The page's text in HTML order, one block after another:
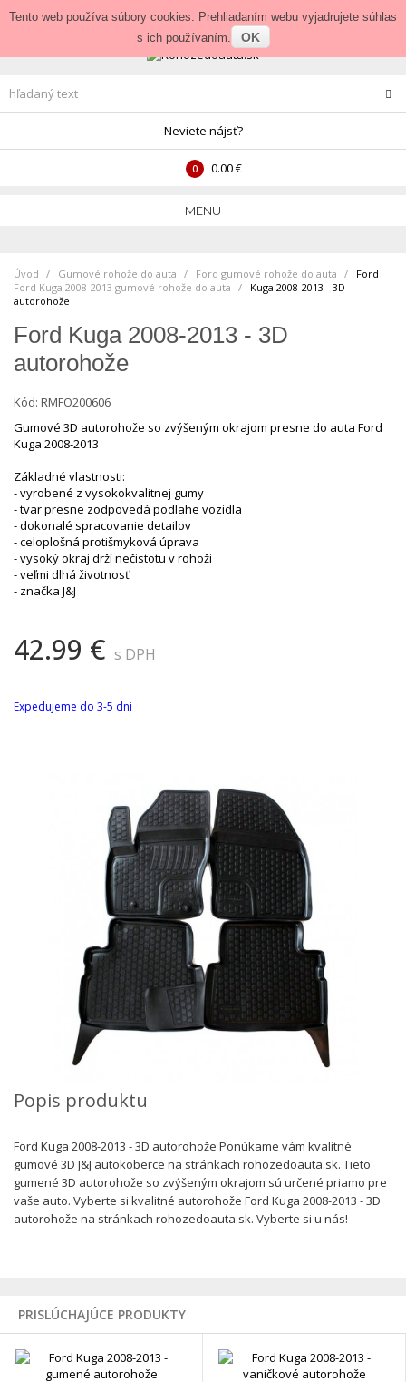
Prihlásenie • Veľkoobchod
Neviete nájsť?
0 0.00 €
MENU
Úvod Gumové rohože do auta Ford gumové rohože do auta
Ford Kuga 2008-2013 gumové rohože do auta
Ford
Kuga 2008-2013 - 3D
autorohože
Ford Kuga 2008-2013 - 3D
autorohože
Kód: RMFO200606
Gumové 3D autorohože so zvýšeným okrajom presne do auta Ford
Kuga 2008-2013
Základné vlastnosti:
- vyrobené z vysokokvalitnej gumy
- tvar presne zodpovedá podlahe vozidla
- dokonalé spracovanie detailov
- celoplošná protišmyková úprava
- vysoký okraj drží nečistotu v rohoži
- veľmi dlhá životnosť
- značka J&J
42.99 € s DPH
Expedujeme do 3-5 dni
Popis produktu
Ford Kuga 2008-2013 - 3D autorohože Ponúkame vám kvalitné
gumové 3D J&J autokoberce na stránkach rohozedoauta.sk. Tieto
gumené 3D autorohože so zvýšeným okrajom sú určené priamo pre
vaše auto. Vyberte si kvalitné autorohože Ford Kuga 2008-2013 - 3D
autorohože na stránkach rohozedoauta.sk. Vyberte si u nás!
PRISLÚCHAJÚCE PRODUKTY
Tento web používa súbory cookies. Prehliadaním webu vyjadrujete súhlas
s ich používaním.
OK